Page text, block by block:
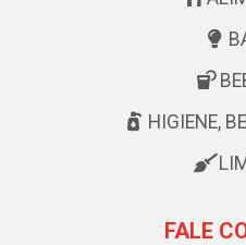
HIGIENE,
FALE